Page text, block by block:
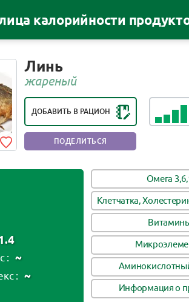
калорийности
Линь
жареный
ДОБАВИТЬ В РАЦИОН
ПОЛЕЗНЫЙ ПРОДУКТ
ПОДЕЛИТЬСЯ
: ~
: ~
Омега
Клетчатка,
Информация о